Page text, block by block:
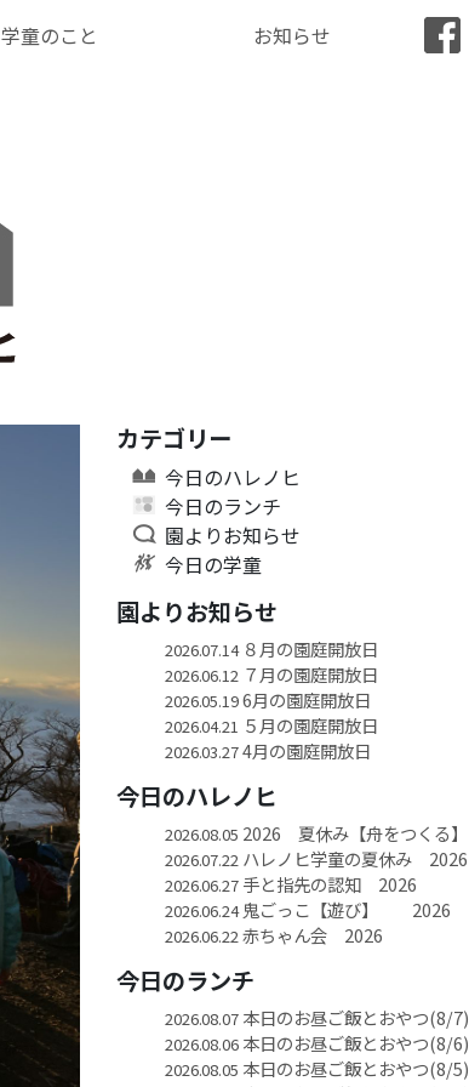
学童のこと お知らせ
カテゴリー
今日のハレノヒ
今日のランチ
園よりお知らせ
今日の学童
園よりお知らせ
2026.07.14８月の園庭開放日
2026.06.12 ７月の園庭開放日
2026.05.196月の園庭開放日
2026.04.21 ５月の園庭開放日
2026.03.274月の園庭開放日
今日のハレノヒ
2026.08.05 2026 夏休み【舟をつくる】
2026.07.22 ハレノヒ学童の夏休み 2026
2026.06.27手と指先の認知 2026
2026.06.24鬼ごっこ【遊び】 2026
2026.06.22 赤ちゃん会 2026
今日のランチ
2026.08.07本日のお昼ご飯とおやつ(8/7)
2026.08.06本日のお昼ご飯とおやつ(8/6)
2026.08.05 本日のお昼ご飯とおやつ(8/5)